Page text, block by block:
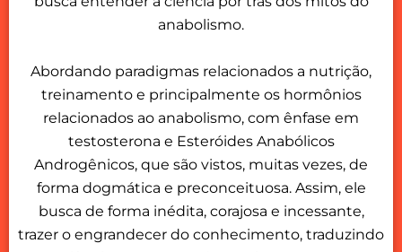
anabolismo.
Abordando paradigmas relacionados a nutrição,
treinamento e principalmente os hormônios
relacionados ao anabolismo, com ênfase em
testosterona e Esteróides Anabólicos
Androgênicos, que são vistos, muitas vezes, de
forma dogmática e preconceituosa. Assim, ele
busca de forma inédita, corajosa e incessante,
trazer o engrandecer do conhecimento, traduzindo